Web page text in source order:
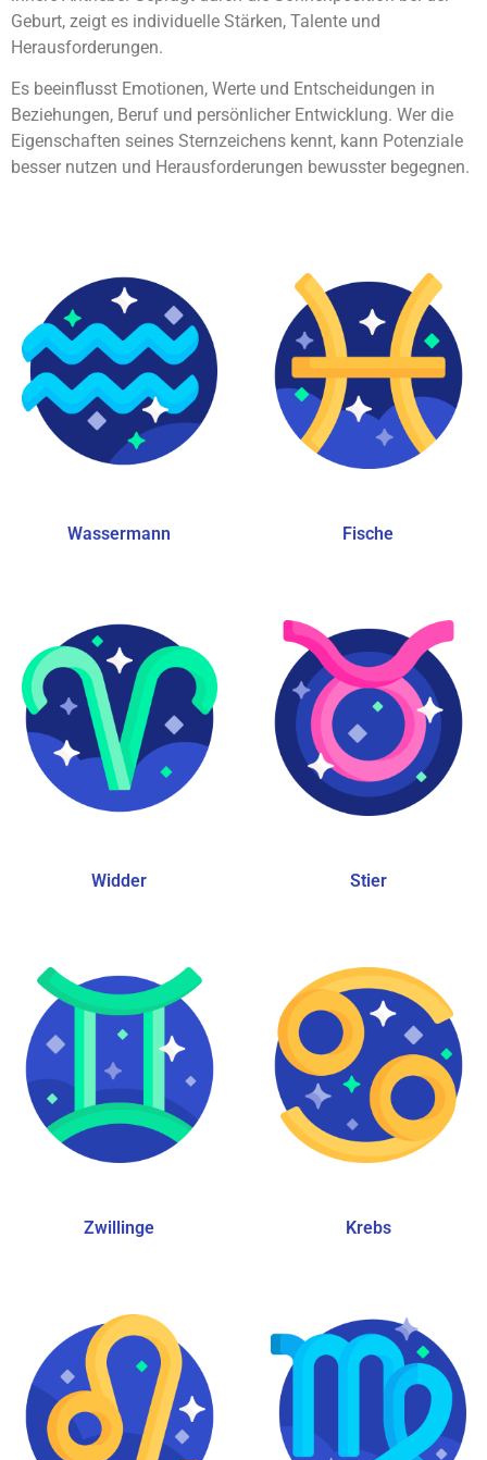
Geburt, zeigt es individuelle Stärken, Talente und
Herausforderungen.
Es beeinflusst Emotionen, Werte und Entscheidungen in
Beziehungen, Beruf und persönlicher Entwicklung. Wer die
Eigenschaften seines Sternzeichens kennt, kann Potenziale
besser nutzen und Herausforderungen bewusster begegnen.
Wassermann Fische
Widder Stier
Zwillinge Krebs